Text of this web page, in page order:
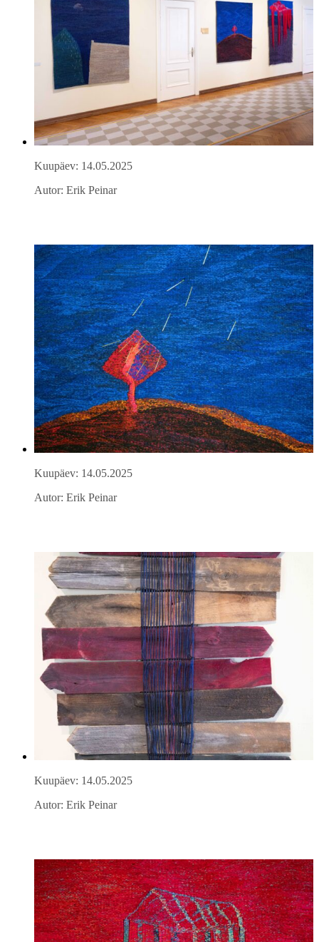
Kuupäev: 14.05.2025
Autor: Erik Peinar
Kuupäev: 14.05.2025
Autor: Erik Peinar
Kuupäev: 14.05.2025
Autor: Erik Peinar